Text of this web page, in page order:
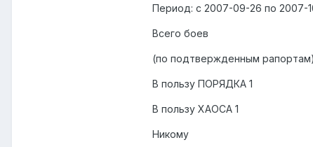
Период: с 2007-09-26 по 2007-
Всего боев
(по подтвержденным
В пользу ПОРЯДКА 1
В пользу ХАОСА 1
Никому